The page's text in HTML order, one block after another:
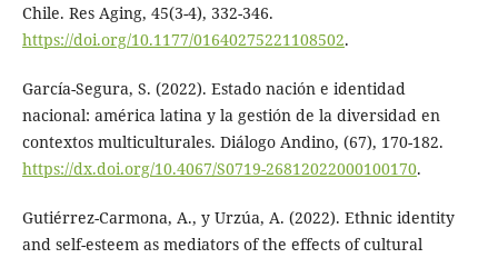
Chile. Res Aging, 45(3-4), 332-346.
https://doi.org/10.1177/01640275221108502.
García-Segura, S. (2022). Estado nación e identidad
nacional: américa latina y la gestión de la diversidad en
contextos multiculturales. Diálogo Andino, (67), 170-182.
https://dx.doi.org/10.4067/S0719-26812022000100170.
Gutiérrez-Carmona, A., y Urzúa, A. (2022). Ethnic identity
and self-esteem as mediators of the effects of cultural